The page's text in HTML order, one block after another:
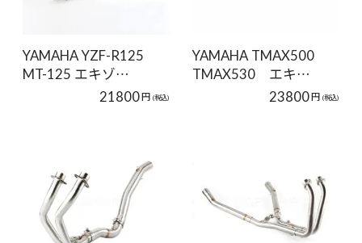
YAMAHA YZF-R125
MT-125 エキゾ…
21800円 (税込)
YAMAHA TMAX500
TMAX530 エキ…
23800円 (税込)